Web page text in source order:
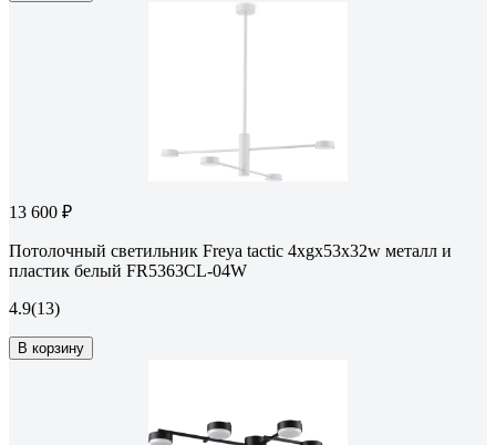
13 600 ₽
Потолочный светильник Freya tactic 4хgx53x32w металл и
пластик белый FR5363CL-04W
4.9(13)
В корзину